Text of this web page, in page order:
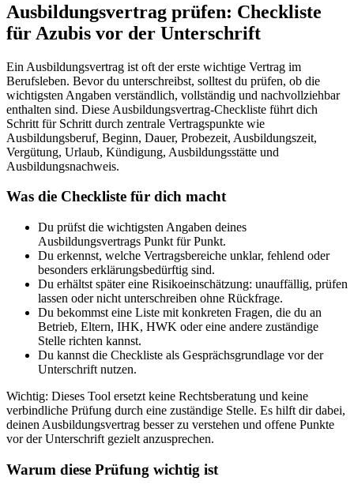
Ausbildungsvertrag prüfen: Checkliste
für Azubis vor der Unterschrift
Ein Ausbildungsvertrag ist oft der erste wichtige Vertrag im
Berufsleben. Bevor du unterschreibst, solltest du prüfen, ob die
wichtigsten Angaben verständlich, vollständig und nachvollziehbar
enthalten sind. Diese Ausbildungsvertrag-Checkliste führt dich
Schritt für Schritt durch zentrale Vertragspunkte wie
Ausbildungsberuf, Beginn, Dauer, Probezeit, Ausbildungszeit,
Vergütung, Urlaub, Kündigung, Ausbildungsstätte und
Ausbildungsnachweis.
Was die Checkliste für dich macht
Du prüfst die wichtigsten Angaben deines
Ausbildungsvertrags Punkt für Punkt.
Du erkennst, welche Vertragsbereiche unklar, fehlend oder
besonders erklärungsbedürftig sind.
Du erhältst später eine Risikoeinschätzung: unauffällig, prüfen
lassen oder nicht unterschreiben ohne Rückfrage.
Du bekommst eine Liste mit konkreten Fragen, die du an
Betrieb, Eltern, IHK, HWK oder eine andere zuständige
Stelle richten kannst.
Du kannst die Checkliste als Gesprächsgrundlage vor der
Unterschrift nutzen.
Wichtig: Dieses Tool ersetzt keine Rechtsberatung und keine
verbindliche Prüfung durch eine zuständige Stelle. Es hilft dir dabei,
deinen Ausbildungsvertrag besser zu verstehen und offene Punkte
vor der Unterschrift gezielt anzusprechen.
Warum diese Prüfung wichtig ist